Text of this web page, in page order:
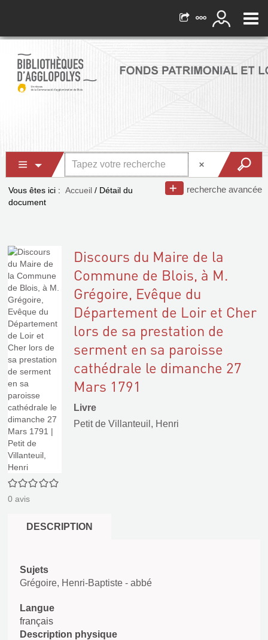
recherche avancée
Vous êtes ici : Accueil / Détail du
document
0/5
0 avis
Discours du Maire de la
Commune de Blois, à M.
Grégoire, Evêque du
Département de Loir et Cher
lors de sa prestation de
serment en sa paroisse
cathédrale le dimanche 27
Mars 1791
Livre
Petit de Villanteuil, Henri
DESCRIPTION
Sujets
Grégoire, Henri-Baptiste - abbé
Langue
français
Description physique